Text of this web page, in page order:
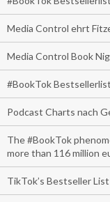
Media Control ehrt
Media Control Book
#BookTok
Podcast Charts nach
The #BookTok
more than 116 million
TikTok’s Bestseller